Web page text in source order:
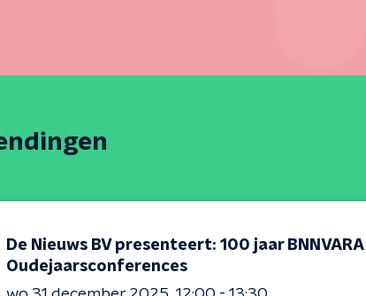
De Nieuws BV presenteert: 100 jaar BNNVARA
Oudejaarsconferences